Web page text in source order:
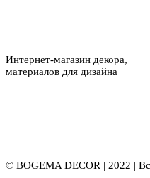
Интернет-магазин декора,
материалов для дизайна
© BOGEMA DECOR | 2022 |